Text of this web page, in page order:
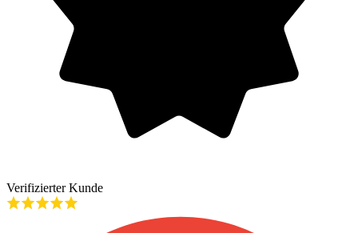
Verifizierter Kunde